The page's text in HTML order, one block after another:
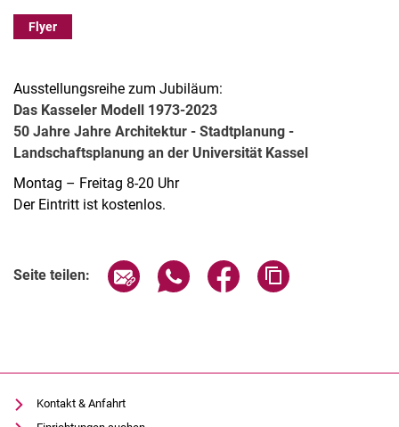
Flyer
Ausstellungsreihe zum Jubiläum:
Das Kasseler Modell 1973-2023
50 Jahre Jahre Architektur - Stadtplanung -
Landschaftsplanung an der Universität Kassel
Montag – Freitag 8-20 Uhr
Der Eintritt ist kostenlos.
Seite teilen: Seite über E-Mail teilen
Seite über WhatsApp teilen
Seite über Facebook
Kontakt & Anfahrt